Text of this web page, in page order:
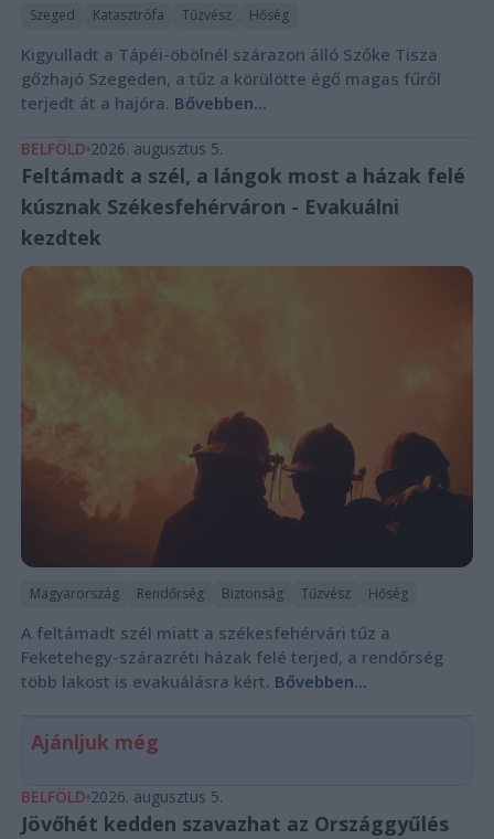
Szeged Katasztrófa Tűzvész Hőség
Kigyulladt a Tápéi-öbölnél szárazon álló Szőke Tisza
gőzhajó Szegeden, a tűz a körülötte égő magas fűről
terjedt át a hajóra. Bővebben...
BELFÖLD 2026. augusztus 5.
Feltámadt a szél, a lángok most a házak felé
kúsznak Székesfehérváron - Evakuálni
kezdtek
Magyarország Rendőrség Biztonság Tűzvész Hőség
A feltámadt szél miatt a székesfehérvári tűz a
Feketehegy-szárazréti házak felé terjed, a rendőrség
több lakost is evakuálásra kért. Bővebben...
Ajánljuk még
BELFÖLD 2026. augusztus 5.
Jövőhét kedden szavazhat az Országgyűlés